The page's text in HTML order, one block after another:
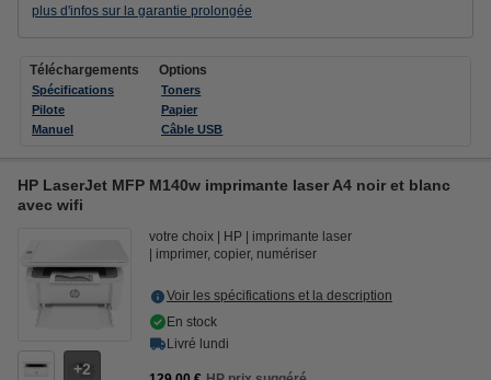
plus d'infos sur la garantie prolongée
Téléchargements
Spécifications
Pilote
Manuel
Options
Toners
Papier
Câble USB
HP LaserJet MFP M140w imprimante laser A4 noir et blanc
avec wifi
2
votre choix HP
imprimante laser
imprimer, copier, numériser
Voir les spécifications et la description
En stock
Livré lundi